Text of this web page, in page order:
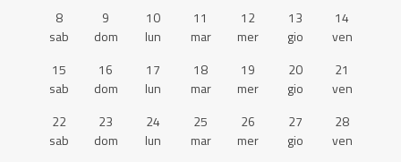
8
sab
9
dom
10
lun
11
mar
12
mer
13
gio
14
ven
15
sab
16
dom
17
lun
18
mar
19
mer
20
gio
21
ven
22
sab
23
dom
24
lun
25
mar
26
mer
27
gio
28
ven